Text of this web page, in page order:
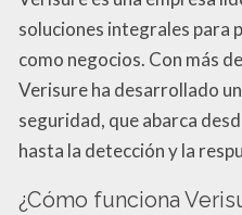
soluciones integrales para
como negocios. Con más
Verisure ha desarrollado
seguridad, que abarca
hasta la detección y la
¿Cómo funciona